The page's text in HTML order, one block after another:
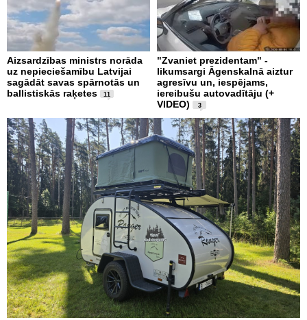
Aizsardzības ministrs norāda
uz nepieciešamību Latvijai
sagādāt savas spārnotās un
ballistiskās raķetes
11
"Zvaniet prezidentam" -
likumsargi Āgenskalnā aiztur
agresīvu un, iespējams,
iereibušu autovadītāju (+
VIDEO)
3